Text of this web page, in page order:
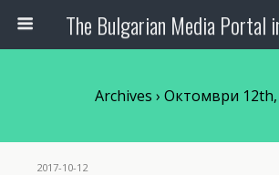
Archives › Октомври
2017-10-12